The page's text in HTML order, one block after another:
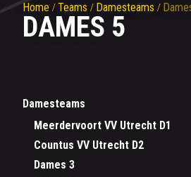
Home Teams Damesteams
DAMES 5
Damesteams
Meerdervoort VV Utrecht D1
Countus VV Utrecht D2
Dames 3